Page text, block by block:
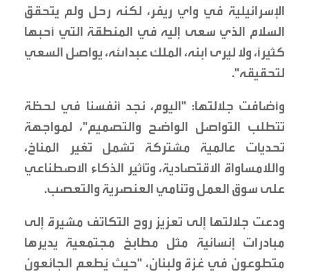
الإسرائيلية في واي ريفر، لكنه رحل ولم يتحقق
السلام الذي سعى إليه في المنطقة التي أحبها
كثيراً، ولا ليرى ابنه، الملك عبدالله، يواصل السعي
لتحقيقه".
وأضافت جلالتها: "اليوم، نجد أنفسنا في لحظة
تتطلب التواصل الواضح والتصميم"، لمواجهة
تحديات عالمية مشتركة تشمل تغير المناخ،
واللامساواة الاقتصادية، وتأثير الذكاء الاصطناعي
على سوق العمل وتنامي العنصرية والتعصب.
ودعت جلالتها إلى تعزيز روح التكاتف مشيرة إلى
مبادرات إنسانية مثل مطابخ مجتمعية يديرها
متطوعون في غزة ولبنان، "حيث يُطعم الجائعون